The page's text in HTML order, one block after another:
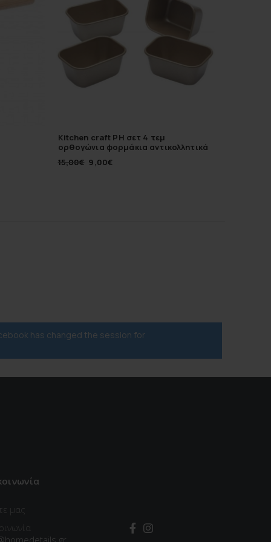
Kitchen craft PH σετ 4 τεμ
ορθογώνια φορμάκια αντικολλητικά
15,00€ 9,00€
has changed the session for
μας